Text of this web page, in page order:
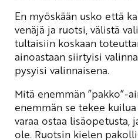
En myöskään usko että
venäjä ja ruotsi, välistä
tultaisiin koskaan
ainoastaan siirtyisi
pysyisi valinnaisena.
Mitä enemmän ”pakko”-
enemmän se tekee
varaa ostaa
ole. Ruotsin kielen